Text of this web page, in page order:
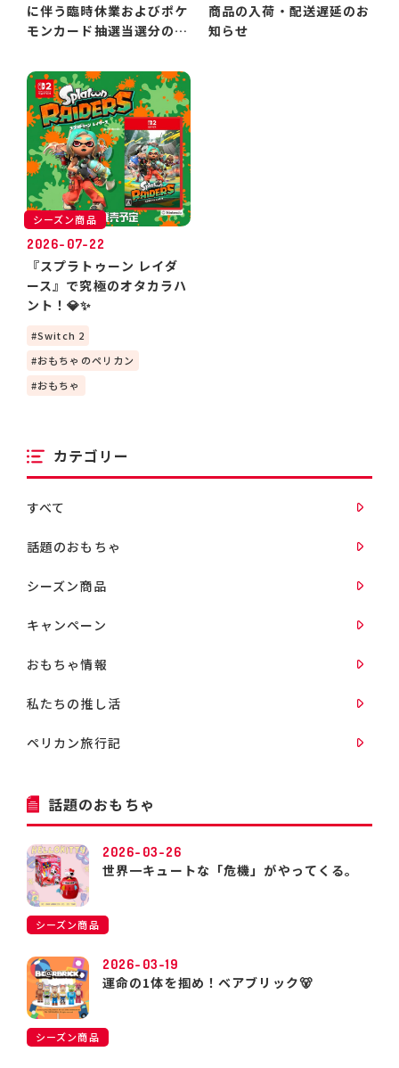
に伴う臨時休業およびポケ
モンカード抽選当選分のお
商品の入荷・配送遅延のお
知らせ
シーズン商品
2026-07-22
『スプラトゥーン レイダ
ース』で究極のオタカラハ
ント！💎✨
Switch 2
おもちゃのペリカン
おもちゃ
カテゴリー
すべて
話題のおもちゃ
シーズン商品
キャンペーン
おもちゃ情報
私たちの推し活
ペリカン旅行記
話題のおもちゃ
2026-03-26
世界一キュートな「危機」がやってくる。
シーズン商品
2026-03-19
運命の1体を掴め！ベアブリック🐻
シーズン商品